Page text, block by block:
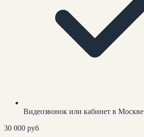
Видеозвонок или кабинет в Москве
30 000 руб